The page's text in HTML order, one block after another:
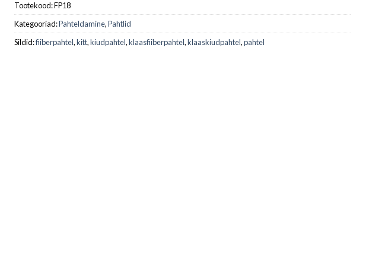
Tootekood:FP18
Kategooriad:Pahteldamine,Pahtlid
Sildid:fiiberpahtel,kitt,kiudpahtel,klaasfiiberpahtel,klaaskiudpahtel,pahtel